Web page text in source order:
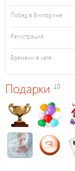
Побед в Викторине:
Регистрация:
Времени в чате:
Подарки 10